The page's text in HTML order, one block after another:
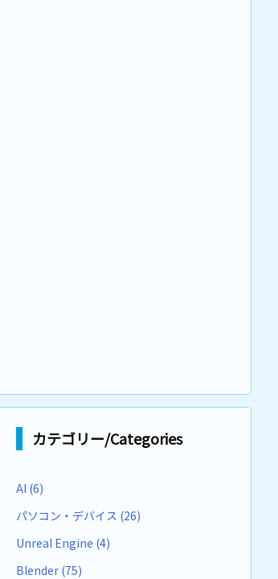
カテゴリー/Categories
AI (6)
パソコン・デバイス (26)
Unreal Engine (4)
Blender (75)